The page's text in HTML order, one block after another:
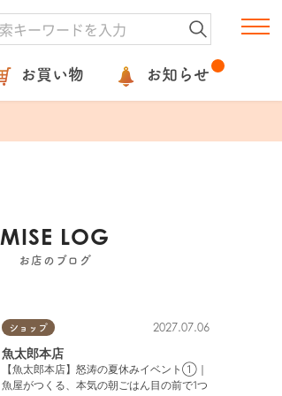
お買い物 お知らせ
MISE LOG
お店のブログ
ショップ 2027.07.06
魚太郎本店
【魚太郎本店】怒涛の夏休みイベント①｜
魚屋がつくる、本気の朝ごはん目の前で1つ